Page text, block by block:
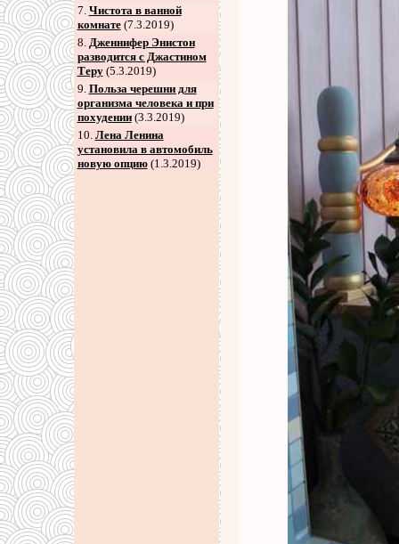
7. Чистота в ванной
комнате(7.3.2019)
8. Дженнифер Энистон
разводится с Джастином
Теру(5.3.2019)
9. Польза черешни для
организма человека и при
похудении(3.3.2019)
10. Лена Ленина
установила в автомобиль
новую опцию(1.3.2019)